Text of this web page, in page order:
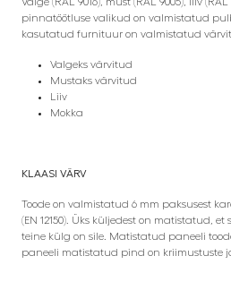
pinnatöötluse valikud on valmistatud
kasutatud furnituur on valmistatud
Valgeks värvitud
Mustaks värvitud
Liiv
Mokka
KLAASI VÄRV
Toode on valmistatud 6 mm paksusest
(EN 12150). Üks küljedest on matistatud,
teine külg on sile. Matistatud paneeli
paneeli matistatud pind on kriimustuste